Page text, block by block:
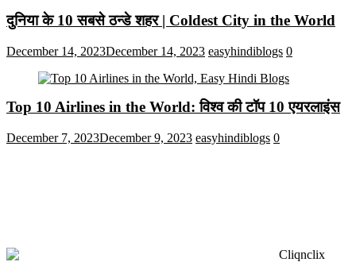
दुनिया के 10 सबसे ठन्डे शहर | Coldest City in the World
December 14, 2023December 14, 2023 easyhindiblogs 0
Top 10 Airlines in the World: विश्व की टॉप 10 एयरलाइंस
December 7, 2023December 9, 2023 easyhindiblogs 0